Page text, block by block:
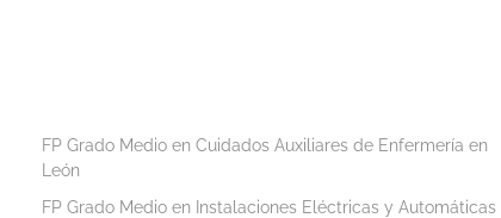
FP Grado Medio en Cuidados Auxiliares de Enfermería en
León
FP Grado Medio en Instalaciones Eléctricas y Automáticas